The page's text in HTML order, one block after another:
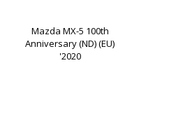
Mazda MX-5 100th
Anniversary (ND) (EU)
'2020